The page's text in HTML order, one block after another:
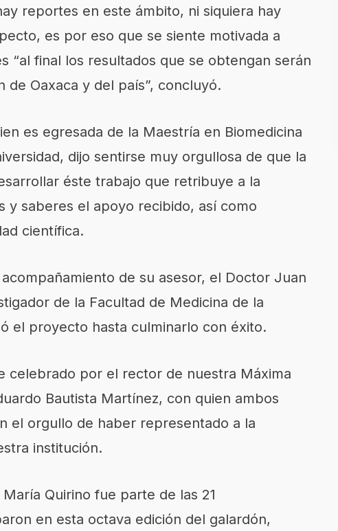
reportes en este ámbito, ni siquiera hay
es por eso que se siente motivada a
“al final los resultados que se obtengan serán
Oaxaca y del país”, concluyó.
es egresada de la Maestría en Biomedicina
dijo sentirse muy orgullosa de que la
éste trabajo que retribuye a la
y saberes el apoyo recibido, así como
científica.
de su asesor, el Doctor Juan
de la Facultad de Medicina de la
el proyecto hasta culminarlo con éxito.
celebrado por el rector de nuestra Máxima
Bautista Martínez, con quien ambos
el orgullo de haber representado a la
institución.
Quirino fue parte de las 21
en esta octava edición del galardón,